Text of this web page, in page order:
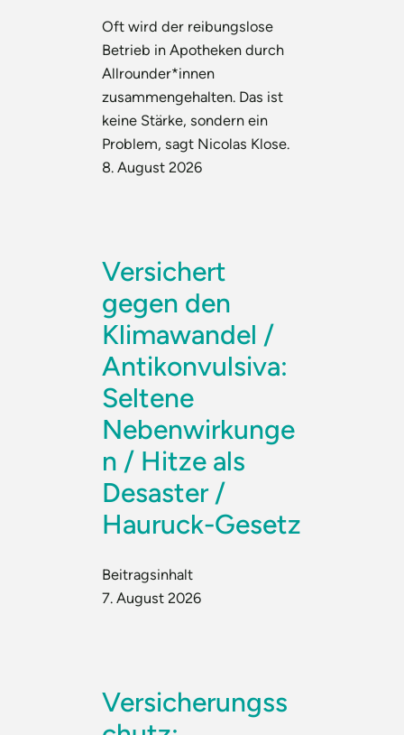
Oft wird der reibungslose
Betrieb in Apotheken durch
Allrounder*innen
zusammengehalten. Das ist
keine Stärke, sondern ein
Problem, sagt Nicolas Klose.
8. August 2026
Versichert
gegen den
Klimawandel /
Antikonvulsiva:
Seltene
Nebenwirkunge
n / Hitze als
Desaster /
Hauruck-Gesetz
Beitragsinhalt
7. August 2026
Versicherungss